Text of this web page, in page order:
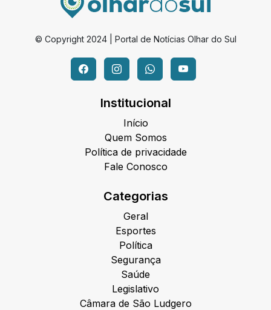
© Copyright 2024 | Portal de Notícias Olhar do Sul
Institucional
Início
Quem Somos
Política de privacidade
Fale Conosco
Categorias
Geral
Esportes
Política
Segurança
Saúde
Legislativo
Câmara de São Ludgero